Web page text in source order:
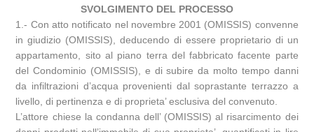
SVOLGIMENTO DEL PROCESSO
1.- Con atto notificato nel novembre 2001 (OMISSIS) convenne
in giudizio (OMISSIS), deducendo di essere proprietario di un
appartamento, sito al piano terra del fabbricato facente parte
del Condominio (OMISSIS), e di subire da molto tempo danni
da infiltrazioni d’acqua provenienti dal soprastante terrazzo a
livello, di pertinenza e di proprieta’ esclusiva del convenuto.
L’attore chiese la condanna dell’ (OMISSIS) al risarcimento dei